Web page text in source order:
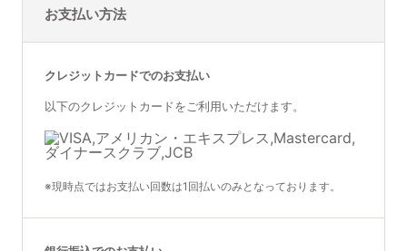
お支払い方法
クレジットカードでのお支払い
以下のクレジットカードをご利用いただけます。
※現時点ではお支払い回数は1回払いのみとなっております。